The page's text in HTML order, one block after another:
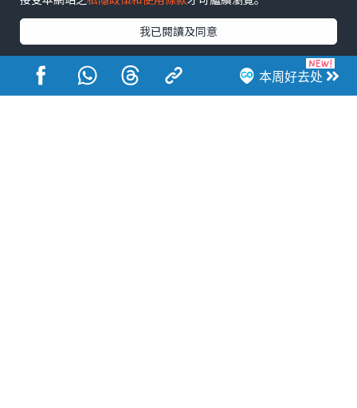
资深演员黎彼得离世享年76岁
由钟志光证实死讯 填词界鬼才
传奇落幕
本周好去处
我已閱讀及同意